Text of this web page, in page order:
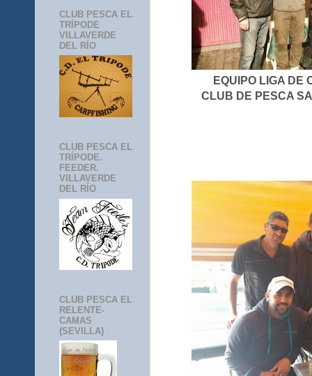
EQUIPO LIGA DE
CLUB DE PESCA
CLUB PESCA EL
TRÍPODE
VILLAVERDE
DEL RÍO
CLUB PESCA EL
TRÍPODE.
FEEDER.
VILLAVERDE
DEL RÍO
CLUB PESCA EL
RELENTE-
CAMAS
(SEVILLA)